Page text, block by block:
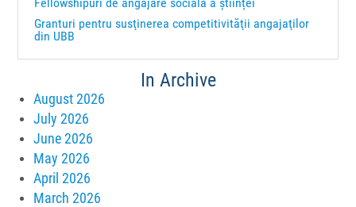
Granturi pentru susţinerea competitivităţii angajaţilor
din UBB
In Archive
August 2026
July 2026
June 2026
May 2026
April 2026
March 2026